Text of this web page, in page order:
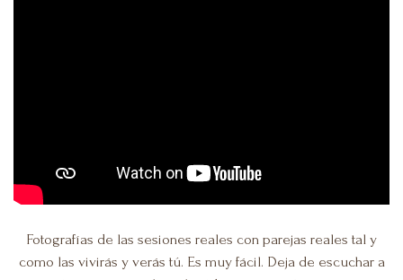
Fotografías de las sesiones reales con parejas reales tal y
como las vivirás y verás tú. Es muy fácil. Deja de escuchar a